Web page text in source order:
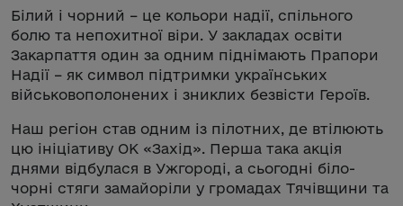
Білий і чорний – це кольори надії, спільного
болю та непохитної віри. У закладах освіти
Закарпаття один за одним піднімають Прапори
Надії – як символ підтримки українських
військовополонених і зниклих безвісти Героїв.
Наш регіон став одним із пілотних, де втілюють
цю ініціативу ОК «Захід». Перша така акція
днями відбулася в Ужгороді, а сьогодні біло-
чорні стяги замайоріли у громадах Тячівщини та